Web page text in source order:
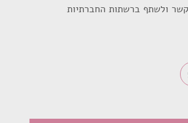
ולשתף ברשתות החברתיות